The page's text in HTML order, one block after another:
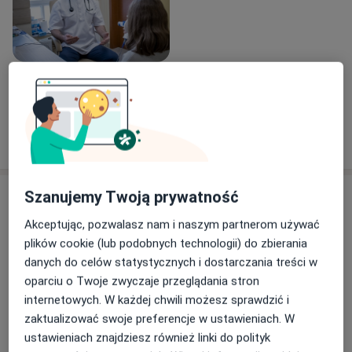
starszego asystenta.
Na co dzień zajmuję się pacjentami z szerokim
spektrum chorób alergicznych, w szczególności
chorymi z ciężką postacią astmy, w tym z
nadwrażliwością na niesteroidowe leki przeciwzapalne
(NLPZ), diagnostyką nadwrażliwości na inne leki oraz
prowadzeniem nowoczesnych terapii biologicznych w
alergologii.
Zobacz galerię (1)
Pokaż więcej
Usługi i ceny
Konsultacja alergologiczna
220 zł - 250 zł Szczegóły Umów wizytę
Konsultacja alergologiczna dzieci
250 zł Szczegóły Umów wizytę
Szanujemy Twoją prywatność
Akceptując, pozwalasz nam i naszym partnerom używać
plików cookie (lub podobnych technologii) do zbierania
danych do celów statystycznych i dostarczania treści w
oparciu o Twoje zwyczaje przeglądania stron
internetowych. W każdej chwili możesz sprawdzić i
zaktualizować swoje preferencje w ustawieniach. W
ustawieniach znajdziesz również linki do polityk